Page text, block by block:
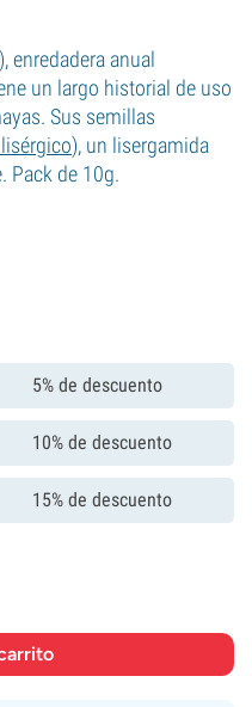
), enredadera anual
un largo historial de uso
Sus semillas
), un lisergamida
Pack de 10g.
5% de descuento
10% de descuento
15% de descuento